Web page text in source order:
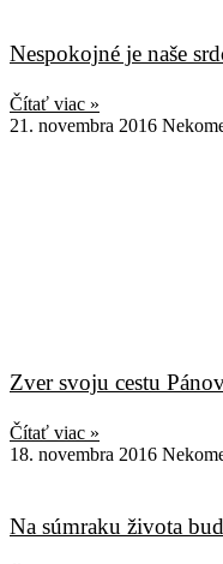
Nespokojné je naše
Čítať viac »
21. novembra 2016
Zver svoju cestu
Čítať viac »
18. novembra 2016
Na súmraku života